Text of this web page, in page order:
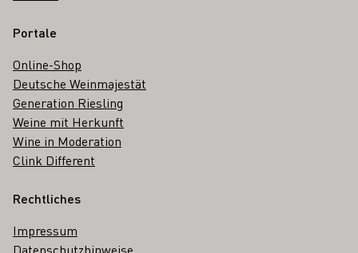
Portale
Online-Shop
Deutsche Weinmajestät
Generation Riesling
Weine mit Herkunft
Wine in Moderation
Clink Different
Rechtliches
Impressum
Datenschutzhinweise